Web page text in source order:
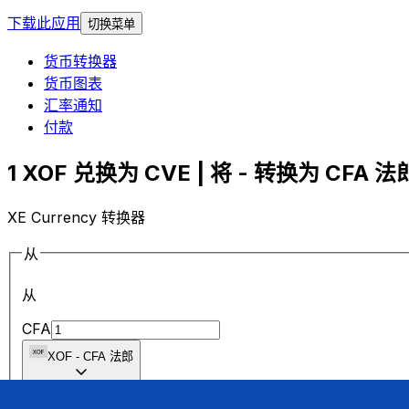
下载此应用 切换菜单
货币转换器
货币图表
汇率通知
付款
1 XOF 兑换为 CVE | 将 - 转换为 CFA 法
XE Currency 转换器
从
从
CFA
XOF - CFA 法郎